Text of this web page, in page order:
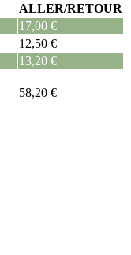
ALLER/RETOUR
17,00 €
12,50 €
13,20 €
58,20 €